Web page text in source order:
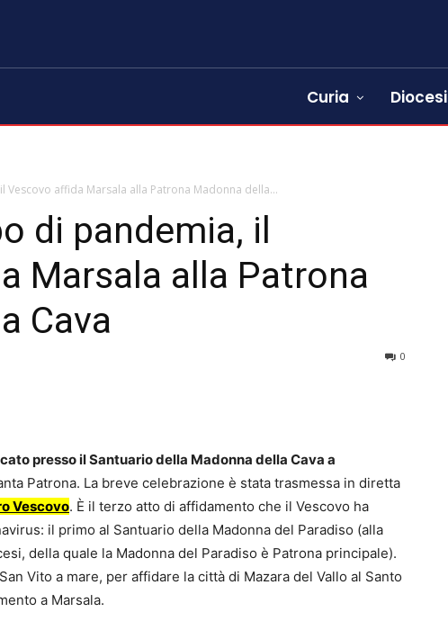
Curia Diocesi
Vescovo affida Marsala alla Patrona Madonna della...
di pandemia, il
Marsala alla Patrona
Cava
0
presso il Santuario della Madonna della Cava a
Patrona. La breve celebrazione è stata trasmessa in diretta
Vescovo. È il terzo atto di affidamento che il Vescovo ha
il primo al Santuario della Madonna del Paradiso (alla
della quale la Madonna del Paradiso è Patrona principale).
Vito a mare, per affidare la città di Mazara del Vallo al Santo
a Marsala.